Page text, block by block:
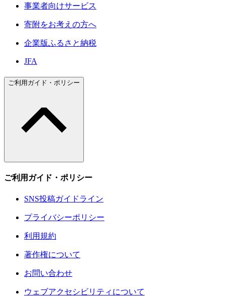
事業者向けサービス
寄附をお考えの方へ
企業版ふるさと納税
JFA
ご利用ガイド・ポリシー
ご利用ガイド・ポリシー
SNS投稿ガイドライン
プライバシーポリシー
利用規約
著作権について
お問い合わせ
ウェブアクセシビリティについて